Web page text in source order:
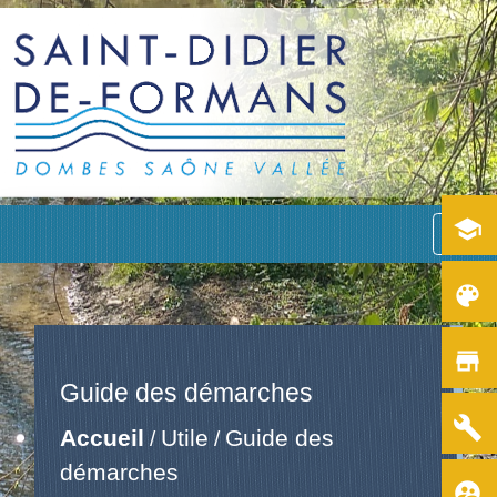
menu
Guide des démarches
Accueil / Utile / Guide des
démarches
school
color_lens
store
build